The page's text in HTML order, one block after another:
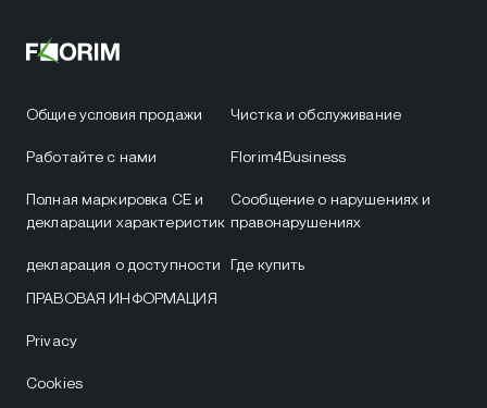
Общие условия продажи
Работайте с нами
Полная маркировка CE и
декларации характеристик
декларация о доступности
Чистка и обслуживание
Florim4Business
Сообщение о нарушениях и
правонарушениях
Где купить
ПРАВОВАЯ ИНФОРМАЦИЯ
Privacy
Cookies